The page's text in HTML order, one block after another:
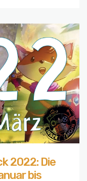
2022: Die
bis